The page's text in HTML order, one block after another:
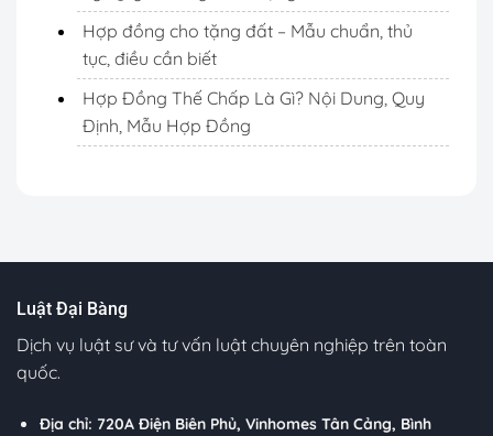
Hợp đồng cho tặng đất – Mẫu chuẩn, thủ
tục, điều cần biết
Hợp Đồng Thế Chấp Là Gì? Nội Dung, Quy
Định, Mẫu Hợp Đồng
Luật Đại Bàng
Dịch vụ luật sư và tư vấn luật chuyên nghiệp trên toàn
quốc.
Địa chỉ: 720A Điện Biên Phủ, Vinhomes Tân Cảng, Bình